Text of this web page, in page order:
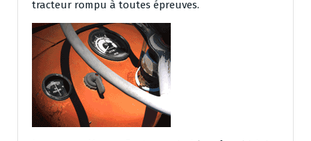
tracteur rompu à toutes épreuves.